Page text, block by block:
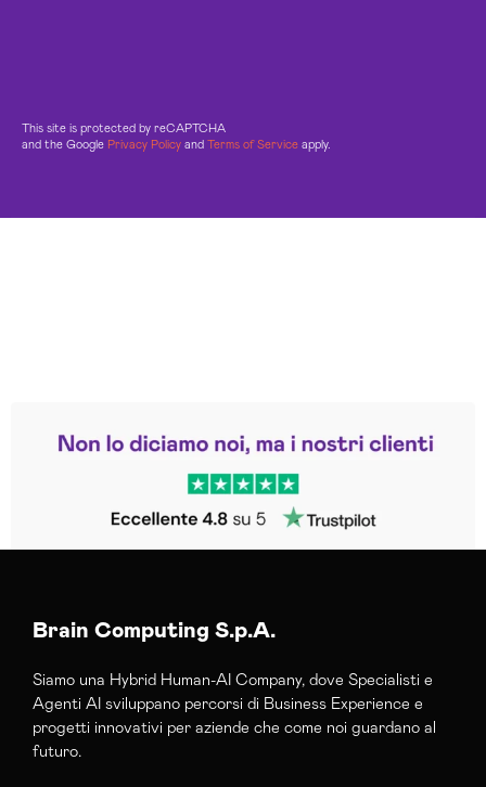
This site is protected by reCAPTCHA
and the Google Privacy Policy and Terms of Service apply.
Trustpilot
Brain Computing S.p.A.
Siamo una Hybrid Human-AI Company, dove Specialisti e
Agenti AI sviluppano percorsi di Business Experience e
progetti innovativi per aziende che come noi guardano al
futuro.